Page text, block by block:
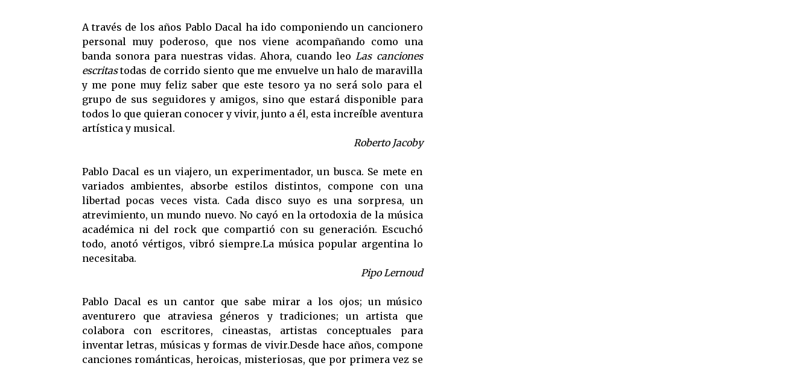
A través de los años Pablo Dacal ha ido componiendo un cancionero
personal muy poderoso, que nos viene acompañando como una
banda sonora para nuestras vidas. Ahora, cuando leo Las canciones
escritastodas de corrido siento que me envuelve un halo de maravilla
y me pone muy feliz saber que este tesoro ya no será solo para el
grupo de sus seguidores y amigos, sino que estará disponible para
todos lo que quieran conocer y vivir, junto a él, esta increíble aventura
artística y musical.
Roberto Jacoby
Pablo Dacal es un viajero, un experimentador, un busca. Se mete en
variados ambientes, absorbe estilos distintos, compone con una
libertad pocas veces vista. Cada disco suyo es una sorpresa, un
atrevimiento, un mundo nuevo. No cayó en la ortodoxia de la música
académica ni del rock que compartió con su generación. Escuchó
todo, anotó vértigos, vibró siempre.La música popular argentina lo
necesitaba.
Pipo Lernoud
Pablo Dacal es un cantor que sabe mirar a los ojos; un músico
aventurero que atraviesa géneros y tradiciones; un artista que
colabora con escritores, cineastas, artistas conceptuales para
inventar letras, músicas y formas de vivir.Desde hace años, compone
canciones románticas, heroicas, misteriosas, que por primera vez se